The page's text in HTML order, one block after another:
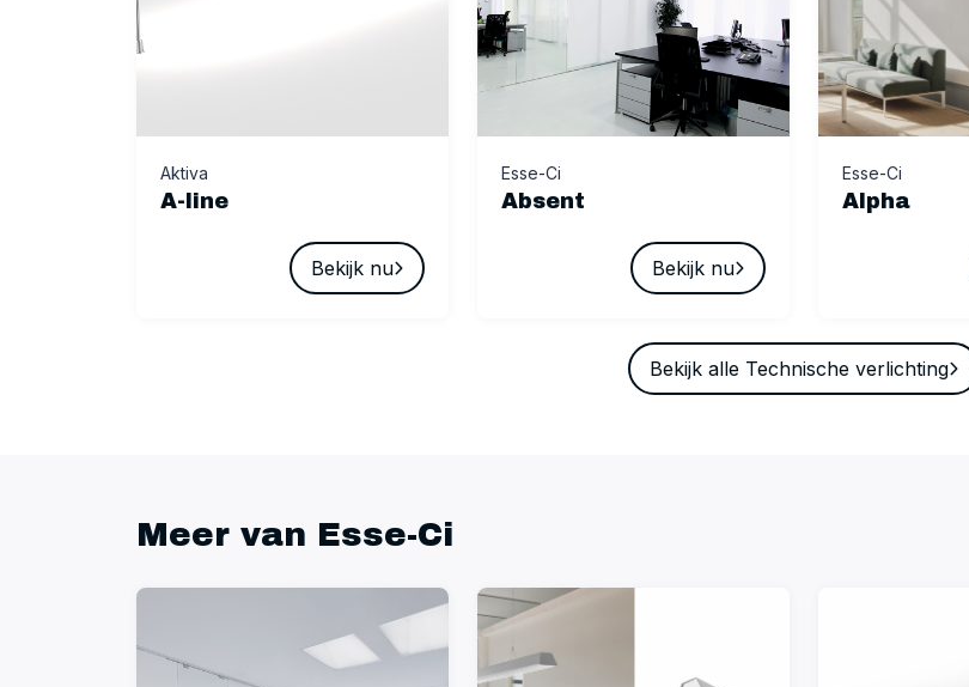
Aktiva
A-line
Bekijk nu
Esse-Ci
Absent
Bekijk nu
Esse-Ci
Alpha
Bekijk alle Technische verlichting
Meer van Esse-Ci